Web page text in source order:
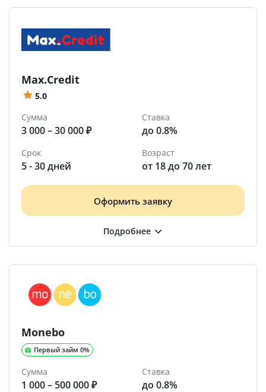
Max.Credit
5.0
Сумма
3 000 – 30 000 ₽
Ставка
до 0.8%
Срок
5 - 30 дней
Возраст
от 18 до 70 лет
Оформить заявку
Monebo
Первый займ 0%
Сумма
1 000 – 500 000 ₽
Ставка
до 0.8%